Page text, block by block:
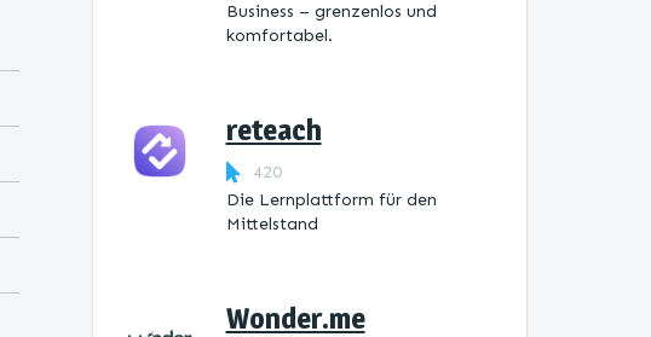
Business – grenzenlos und
komfortabel.
reteach
420
Die Lernplattform ​für den
Mittelstand
Wonder.me